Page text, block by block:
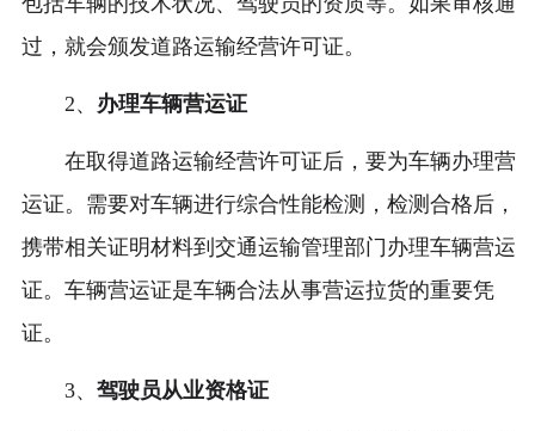
过，就会颁发道路运输经营许可证。
2、 办理车辆营运证
在取得道路运输经营许可证后，要为车辆办理营
运证。需要对车辆进行综合性能检测，检测合格后，
携带相关证明材料到交通运输管理部门办理车辆营运
证。车辆营运证是车辆合法从事营运拉货的重要凭
证。
3、 驾驶员从业资格证